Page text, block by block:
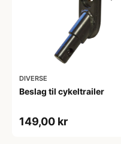
DIVERSE
Beslag til cykeltrailer
149,00 kr